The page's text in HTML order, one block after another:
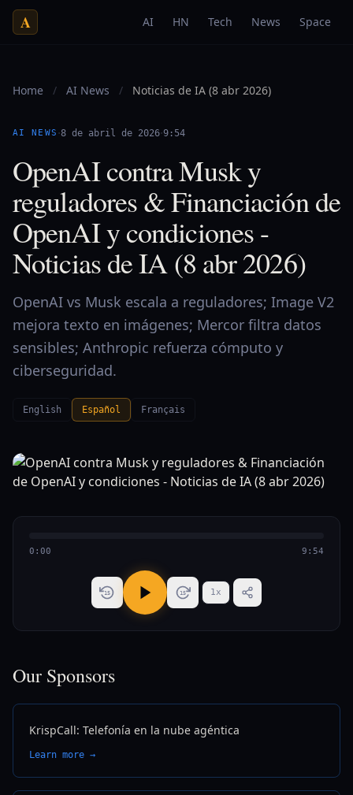
A AI HN Tech News Space
Home / AI News / Noticias de IA (8 abr 2026)
AI NEWS ·8 de abril de 2026·9:54
OpenAI contra Musk y
reguladores & Financiación de
OpenAI y condiciones -
Noticias de IA (8 abr 2026)
OpenAI vs Musk escala a reguladores; Image V2
mejora texto en imágenes; Mercor filtra datos
sensibles; Anthropic refuerza cómputo y
ciberseguridad.
English Español Français
0:00 9:54
15 15 1x
Our Sponsors
KrispCall: Telefonía en la nube agéntica
Learn more →